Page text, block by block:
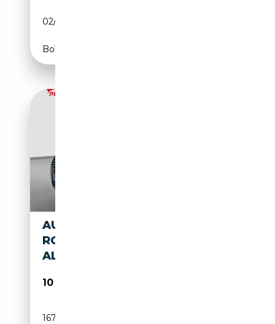
02/2000
Boîte manuelle
AUDI TT TT I 1998 ROADSTER
ROADSTER 1.8T 150CV
ALLESTIMENTO BASEBALL
10 500€
167 500 km